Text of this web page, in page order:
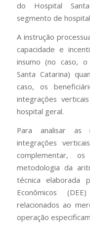
do Hospital
segmento de
A instrução
capacidade e
insumo (no caso,
Santa Catarina)
caso, os
integrações
hospital geral.
Para analisar as
integrações
complementar,
metodologia da
técnica elaborada
Econômicos
relacionados ao
operação